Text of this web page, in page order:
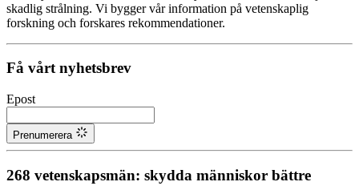
skadlig strålning. Vi bygger vår information på vetenskaplig
forskning och forskares rekommendationer.
Få vårt nyhetsbrev
Epost
Prenumerera
268 vetenskapsmän: skydda människor bättre